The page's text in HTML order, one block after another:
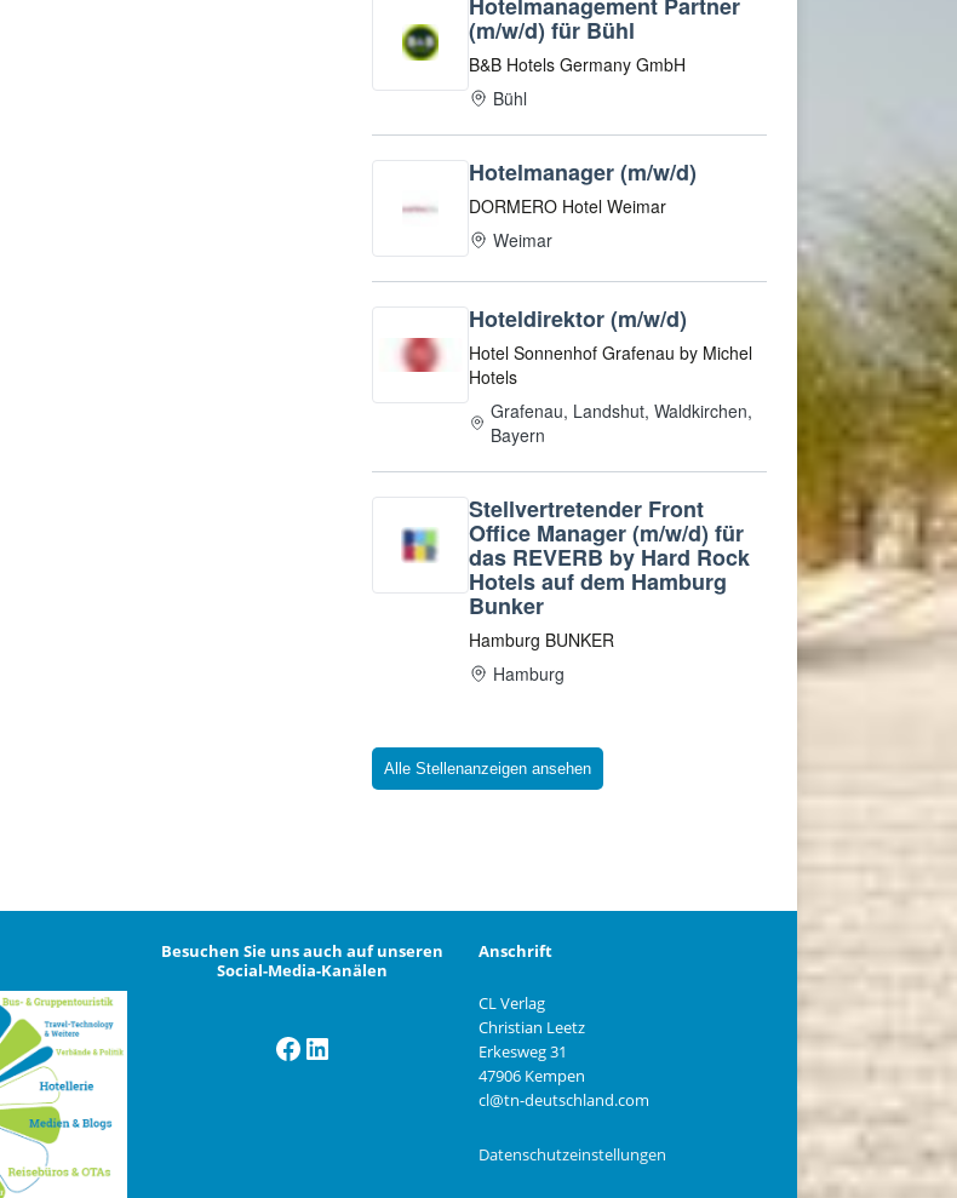
Alle Stellenanzeigen ansehen
Besuchen Sie uns auch auf unseren
Social-Media-Kanälen
Facebook
LinkedIn
Anschrift
CL Verlag
Christian Leetz
Erkesweg 31
47906 Kempen
cl@tn-deutschland.com
Datenschutzeinstellungen